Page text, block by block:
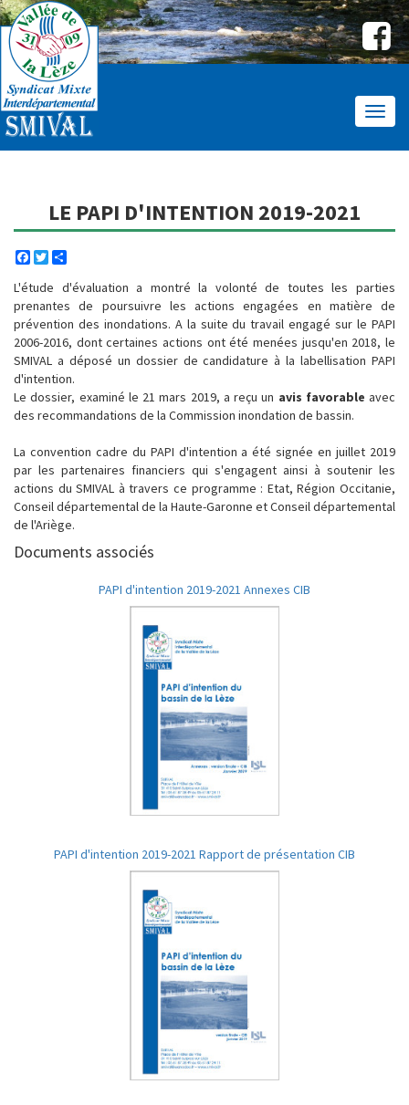
le
menu
LE PAPI D'INTENTION 2019-2021
Facebook
Twitter
L'étude d'évaluation a montré la volonté de toutes les parties
prenantes de poursuivre les actions engagées en matière de
prévention des inondations. A la suite du travail engagé sur le PAPI
2006-2016, dont certaines actions ont été menées jusqu'en 2018, le
SMIVAL a déposé un dossier de candidature à la labellisation PAPI
d'intention.
Le dossier, examiné le 21 mars 2019, a reçu un avis favorable avec
des recommandations de la Commission inondation de bassin.
La convention cadre du PAPI d'intention a été signée en juillet 2019
par les partenaires financiers qui s'engagent ainsi à soutenir les
actions du SMIVAL à travers ce programme : Etat, Région Occitanie,
Conseil départemental de la Haute-Garonne et Conseil départemental
de l'Ariège.
Documents associés
PAPI d'intention 2019-2021 Annexes CIB
PAPI d'intention 2019-2021 Rapport de présentation CIB